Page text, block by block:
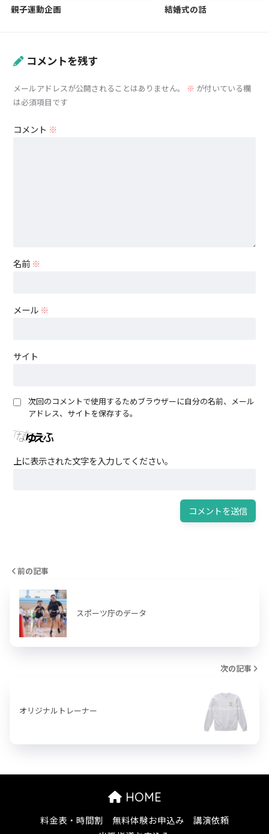
親子運動企画 結婚式の話
コメントを残す
メールアドレスが公開されることはありません。 ※ が付いている欄
は必須項目です
コメント ※
名前 ※
メール ※
サイト
次回のコメントで使用するためブラウザーに自分の名前、メール
アドレス、サイトを保存する。
上に表示された文字を入力してください。
前の記事
スポーツ庁のデータ
次の記事
オリジナルトレーナー
HOME
料金表・時間割 無料体験お申込み
講演依頼